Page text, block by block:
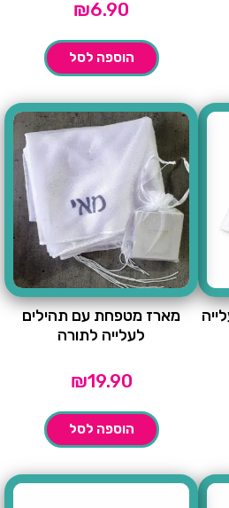
₪6.90
הוספה לסל
מארז מטפחת עם תהילים
לעלייה לתורה
₪19.90
הוספה לסל